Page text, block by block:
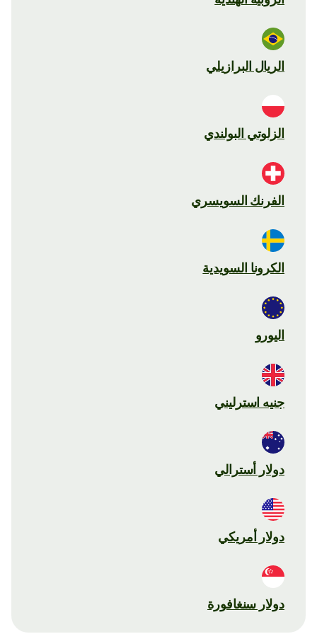
الريال البرازيلي
الزلوتي البولندي
الفرنك السويسري
الكرونا السويدية
اليورو
جنيه استرليني
دولار أسترالي
دولار أمريكي
دولار سنغافورة